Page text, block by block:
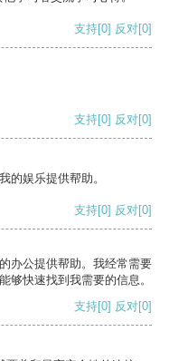
支持[0] 反对[0]
支持[0] 反对[0]
的娱乐提供帮助。
支持[0] 反对[0]
办公提供帮助。我经常需要
够快速找到我需要的信息。
支持[0] 反对[0]